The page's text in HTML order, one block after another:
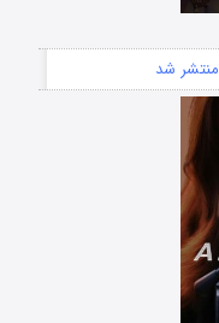
منتشر شد